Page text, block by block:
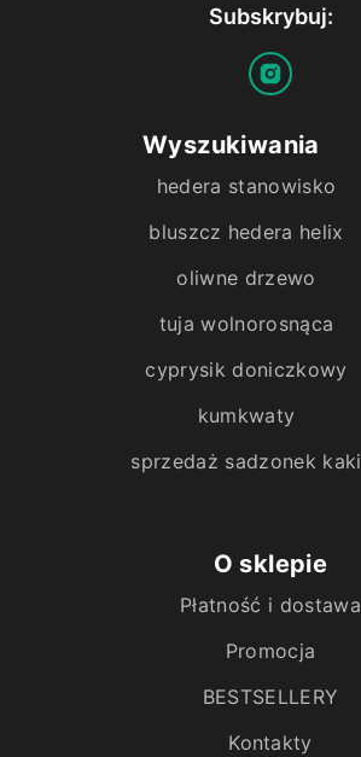
Subskrybuj:
Wyszukiwania
hedera stanowisko
bluszcz hedera helix
oliwne drzewo
tuja wolnorosnąca
cyprysik doniczkowy
kumkwaty
sprzedaż sadzonek kaki
O sklepie
Płatność i dostawa
Promocja
BESTSELLERY
Kontakty